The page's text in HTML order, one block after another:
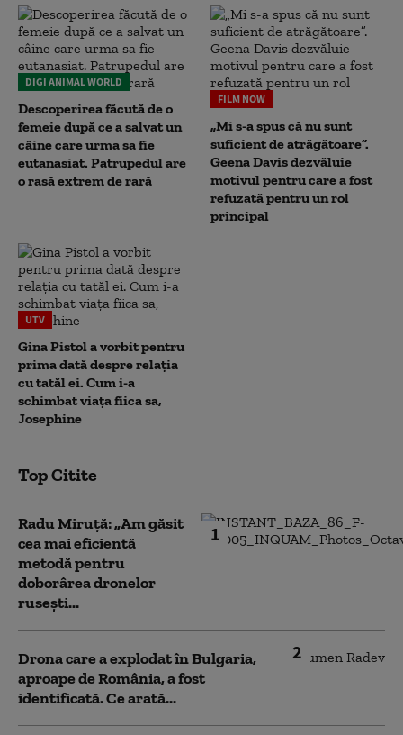
DIGI ANIMAL WORLD
Descoperirea făcută de o
femeie după ce a salvat un
câine care urma sa fie
eutanasiat. Patrupedul are
o rasă extrem de rară
FILM NOW
„Mi s-a spus că nu sunt
suficient de atrăgătoare”.
Geena Davis dezvăluie
motivul pentru care a fost
refuzată pentru un rol
principal
UTV
Gina Pistol a vorbit pentru
prima dată despre relația
cu tatăl ei. Cum i-a
schimbat viața fiica sa,
Josephine
Top Citite
1
Radu Miruță: „Am găsit
cea mai eficientă
metodă pentru
doborârea dronelor
rusești...
2
Drona care a explodat în Bulgaria,
aproape de România, a fost
identificată. Ce arată...